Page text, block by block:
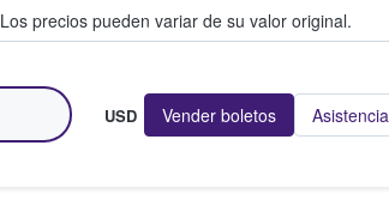
Los precios pueden variar de su valor original.
USD Vender boletos Asistencia